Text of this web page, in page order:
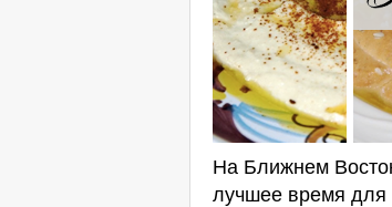
На Ближнем
лучшее время для